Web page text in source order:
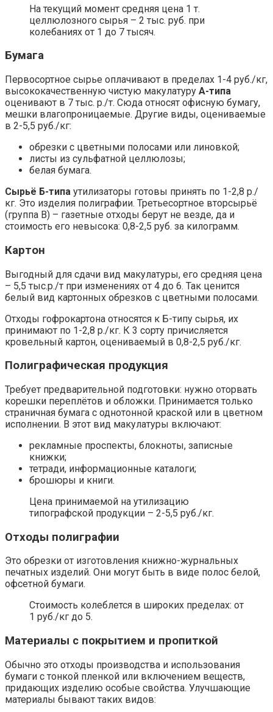
На текущий момент средняя цена 1 т.
целлюлозного сырья – 2 тыс. руб. при
колебаниях от 1 до 7 тысяч.
Бумага
Первосортное сырье оплачивают в пределах 1-4 руб./кг,
высококачественную чистую макулатуру А-типа
оценивают в 7 тыс. р./т. Сюда относят офисную бумагу,
мешки влагопроницаемые. Другие виды, оцениваемые
в 2-5,5 руб./кг:
обрезки с цветными полосами или линовкой;
листы из сульфатной целлюлозы;
белая бумага.
Сырьё Б-типа утилизаторы готовы принять по 1-2,8 р./
кг. Это изделия полиграфии. Третьесортное вторсырьё
(группа В) – газетные отходы берут не везде, да и
стоимость его невысока: 0,8-2,5 руб. за килограмм.
Картон
Выгодный для сдачи вид макулатуры, его средняя цена
– 5,5 тыс.р./т при изменениях от 4 до 6. Так ценится
белый вид картонных обрезков с цветными полосами.
Отходы гофрокартона относятся к Б-типу сырья, их
принимают по 1-2,8 р./кг. К 3 сорту причисляется
кровельный картон, оцениваемый в 0,8-2,5 руб./кг.
Полиграфическая продукция
Требует предварительной подготовки: нужно оторвать
корешки переплётов и обложки. Принимается только
страничная бумага с однотонной краской или в цветном
исполнении. В этот вид макулатуры включают:
рекламные проспекты, блокноты, записные
книжки;
тетради, информационные каталоги;
брошюры и книги.
Цена принимаемой на утилизацию
типографской продукции – 2-5,5 руб./кг.
Отходы полиграфии
Это обрезки от изготовления книжно-журнальных
печатных изделий. Они могут быть в виде полос белой,
офсетной бумаги.
Стоимость колеблется в широких пределах: от
1 руб./кг до 5.
Материалы с покрытием и пропиткой
Обычно это отходы производства и использования
бумаги с тонкой пленкой или включением веществ,
придающих изделию особые свойства. Улучшающие
материалы бывают таких видов: